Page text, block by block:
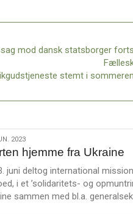
2023
hjemme fra Ukraine
juni deltog international
i et ’solidaritets- og
sammen med bl.a.